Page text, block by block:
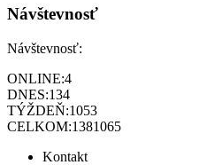
Návštevnosť
Návštevnosť:
ONLINE:4
DNES:134
TÝŽDEŇ:1053
CELKOM:1381065
Kontakt